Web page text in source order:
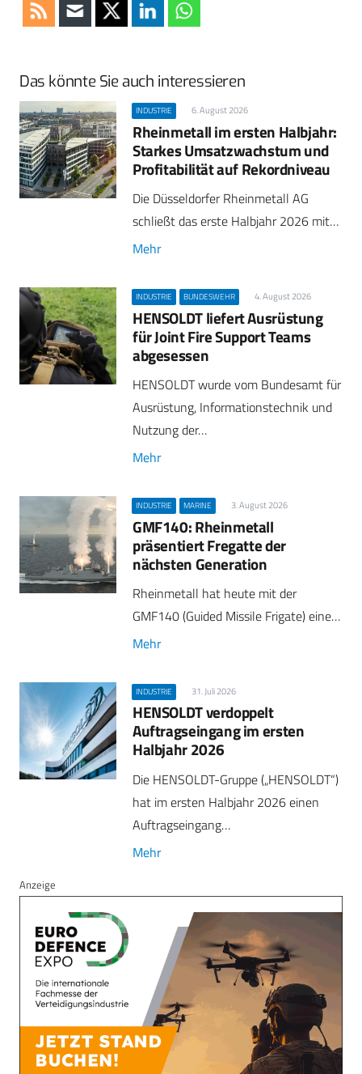
Das könnte Sie auch interessieren
INDUSTRIE 6. August 2026
Rheinmetall im ersten Halbjahr:
Starkes Umsatzwachstum und
Profitabilität auf Rekordniveau
Die Düsseldorfer Rheinmetall AG
schließt das erste Halbjahr 2026 mit…
Mehr
INDUSTRIE BUNDESWEHR 4. August 2026
HENSOLDT liefert Ausrüstung
für Joint Fire Support Teams
abgesessen
HENSOLDT wurde vom Bundesamt für
Ausrüstung, Informationstechnik und
Nutzung der…
Mehr
INDUSTRIE MARINE 3. August 2026
GMF140: Rheinmetall
präsentiert Fregatte der
nächsten Generation
Rheinmetall hat heute mit der
GMF140 (Guided Missile Frigate) eine…
Mehr
INDUSTRIE 31. Juli 2026
HENSOLDT verdoppelt
Auftragseingang im ersten
Halbjahr 2026
Die HENSOLDT-Gruppe („HENSOLDT“)
hat im ersten Halbjahr 2026 einen
Auftragseingang…
Mehr
Anzeige